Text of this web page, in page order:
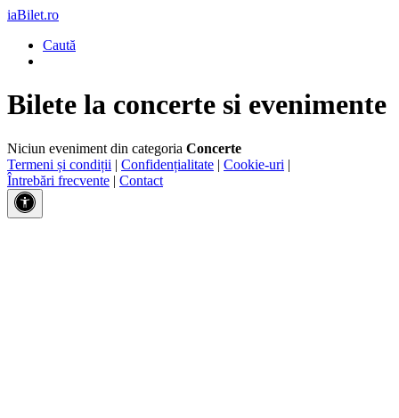
iaBilet.ro
Caută
Bilete la concerte si evenimente
Niciun eveniment din categoria Concerte
Termeni și condiții | Confidențialitate | Cookie-uri |
Întrebări frecvente | Contact